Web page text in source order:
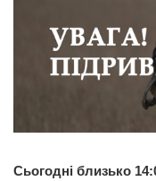
Сьогодні близько